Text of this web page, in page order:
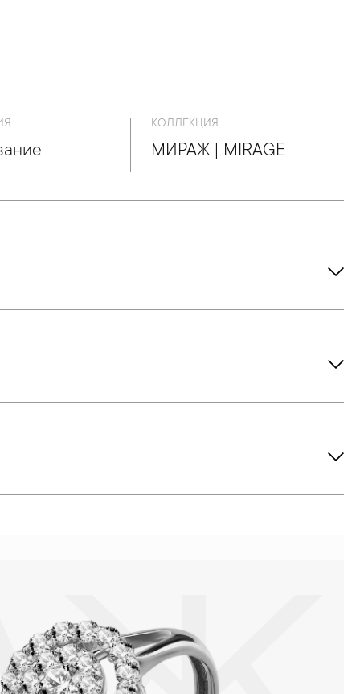
КОЛЛЕКЦИЯ
МИРАЖ | MIRAGE
Также высокую влажность плохо переносят жемчуг,
или замшевой салфеткой.